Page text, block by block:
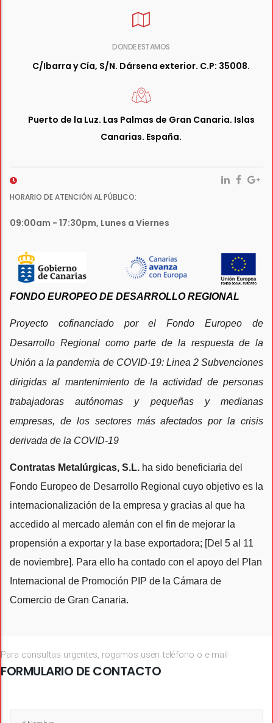
DONDE ESTAMOS
C/Ibarra y Cía, S/N. Dársena exterior. C.P: 35008.
Puerto de la Luz. Las Palmas de Gran Canaria. Islas
Canarias. España.
HORARIO DE ATENCIÓN AL PÚBLICO:
09:00am - 17:30pm, Lunes a Viernes
FONDO EUROPEO DE DESARROLLO REGIONAL
Proyecto cofinanciado por el Fondo Europeo de
Desarrollo Regional como parte de la respuesta de la
Unión a la pandemia de COVID-19: Linea 2 Subvenciones
dirigidas al mantenimiento de la actividad de personas
trabajadoras autónomas y pequeñas y medianas
empresas, de los sectores más afectados por la crisis
derivada de la COVID-19
Contratas Metalúrgicas, S.L. ha sido beneficiaria del
Fondo Europeo de Desarrollo Regional cuyo objetivo es la
internacionalización de la empresa y gracias al que ha
accedido al mercado alemán con el fin de mejorar la
propensión a exportar y la base exportadora; [Del 5 al 11
de noviembre]. Para ello ha contado con el apoyo del Plan
Internacional de Promoción PIP de la Cámara de
Comercio de Gran Canaria.
Para consultas urgentes, rogamos usen teléfono o e-mail
FORMULARIO DE CONTACTO